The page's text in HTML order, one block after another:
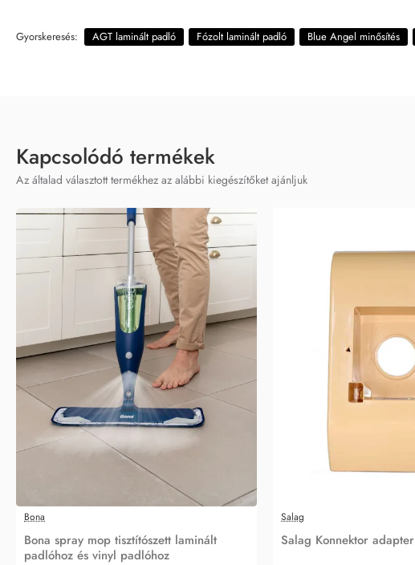
Gyorskeresés: AGT laminált padló Fózolt laminált padló Blue Angel minősítés
Kapcsolódó termékek
Az általad választott termékhez az alábbi kiegészítőket ajánljuk
Bona
Bona spray mop tisztítószett laminált
padlóhoz és vinyl padlóhoz
Salag
Salag Konnektor